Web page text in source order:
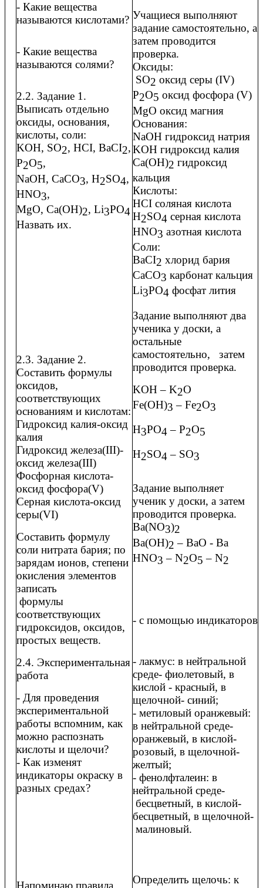
- Какие вещества
называются кислотами?
- Какие вещества
называются солями?
2.2. Задание 1.
Выписать отдельно
оксиды, основания,
кислоты, соли:
KOH, SO2, HCI, BaCI2,
P2O5,
NaOH, CaCO3, H2SO4,
HNO3,
MgO, Ca(OH)2, Li3PO4
Назвать их.
2.3. Задание 2.
Составить формулы
оксидов,
соответствующих
основаниям и кислотам:
Гидроксид калия-оксид
калия
Гидроксид железа(III)-
оксид железа(III)
Фосфорная кислота-
оксид фосфора(V)
Серная кислота-оксид
серы(VI)
Составить формулу
соли нитрата бария; по
зарядам ионов, степени
окисления элементов
записать
формулы
соответствующих
гидроксидов, оксидов,
простых веществ.
2.4. Экспериментальная
работа
- Для проведения
экспериментальной
работы вспомним, как
можно распознать
кислоты и щелочи?
- Как изменят
индикаторы окраску в
разных средах?
Напоминаю правила
Учащиеся выполняют
задание самостоятельно, а
затем проводится
проверка.
Оксиды:
SO2 оксид серы (IV)
P2O5 оксид фосфора (V)
MgO оксид магния
Основания:
NaOH гидроксид натрия
KOH гидроксид калия
Ca(OH)2 гидроксид
кальция
Кислоты:
HCI соляная кислота
H2SO4 серная кислота
HNO3 азотная кислота
Соли:
BaCI2 хлорид бария
CaCO3 карбонат кальция
Li3PO4 фосфат лития
Задание выполняют два
ученика у доски, а
остальные
самостоятельно, затем
проводится проверка.
KOH – K2O
Fe(OH)3 – Fe2O3
H3PO4– P2O5
H2SO4– SO3
Задание выполняет
ученик у доски, а затем
проводится проверка.
Ba(NO3)2
Ba(OH)2 – BaO - Ba
HNO3 – N2O5 – N2
- с помощью индикаторов
- лакмус: в нейтральной
среде- фиолетовый, в
кислой - красный, в
щелочной- синий;
- метиловый оранжевый:
в нейтральной среде-
оранжевый, в кислой-
розовый, в щелочной-
желтый;
- фенолфталеин: в
нейтральной среде-
бесцветный, в кислой-
бесцветный, в щелочной-
малиновый.
Определить щелочь: к